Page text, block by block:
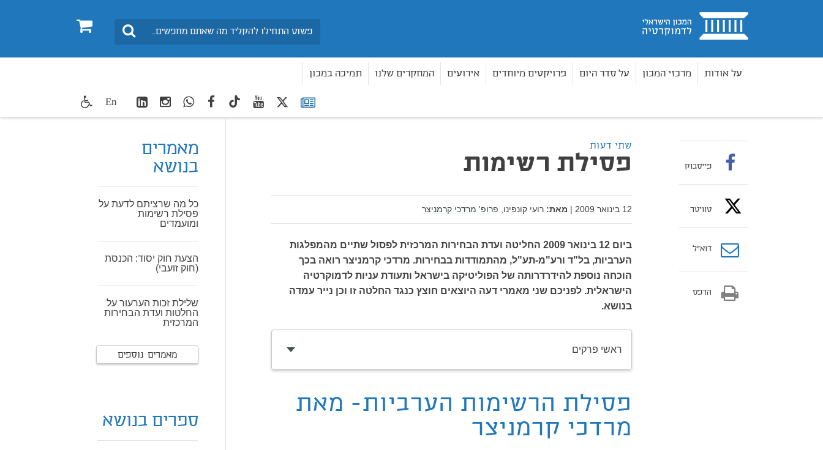
בית 0 חיפוש
על אודות מרכזי המכון על סדר היום פרויקטים מיוחדים אירועים המחקרים שלנו תמיכה במכון
רשימת
תפוצה
twitter
youtube
TikTok
facebook
WhatsApp
Instagram
LinkedIn
En
שתי דעות
פסילת רשימות
12 בינואר 2009 | מאת: רועי קונפינו, פרופ' מרדכי קרמניצר
ביום 12 בינואר 2009 החליטה ועדת הבחירות המרכזית לפסול שתיים מהמפלגות
הערביות, בל"ד ורע"מ-תע"ל, מהתמודדות בבחירות. מרדכי קרמניצר רואה בכך
הוכחה נוספת להידרדרותה של הפוליטיקה בישראל ותעודת עניות לדמוקרטיה
הישראלית. לפניכם שני מאמרי דעה היוצאים חוצץ כנגד החלטה זו וכן נייר עמדה
בנושא.
ראשי פרקים
פסילת הרשימות הערביות- מאת
מרדכי קרמניצר
פייסבוק
טוויטר
דוא”ל
הדפס
מאמרים
בנושא
כל מה שרציתם לדעת על
פסילת רשימות
ומועמדים
הצעת חוק יסוד: הכנסת
(חוק זועבי)
שלילת זכות הערעור על
החלטות ועדת הבחירות
המרכזית
מאמרים נוספים
ספרים בנושא